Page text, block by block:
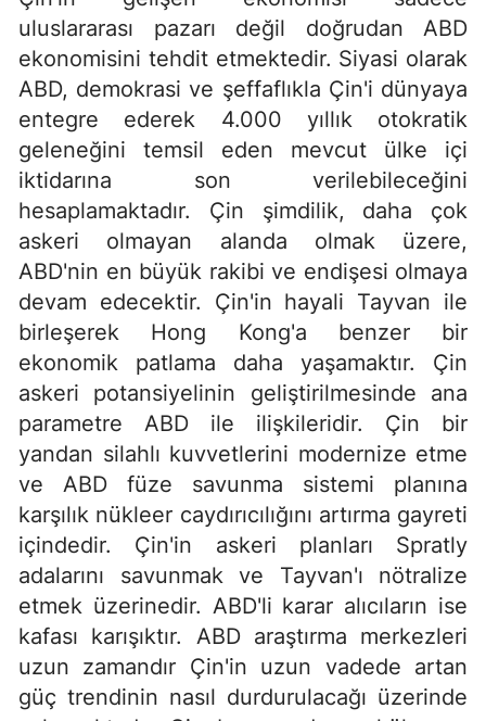
uluslararası pazarı değil doğrudan ABD
ekonomisini tehdit etmektedir. Siyasi olarak
ABD, demokrasi ve şeffaflıkla Çin'i dünyaya
entegre ederek 4.000 yıllık otokratik
geleneğini temsil eden mevcut ülke içi
iktidarına son verilebileceğini
hesaplamaktadır. Çin şimdilik, daha çok
askeri olmayan alanda olmak üzere,
ABD'nin en büyük rakibi ve endişesi olmaya
devam edecektir. Çin'in hayali Tayvan ile
birleşerek Hong Kong'a benzer bir
ekonomik patlama daha yaşamaktır. Çin
askeri potansiyelinin geliştirilmesinde ana
parametre ABD ile ilişkileridir. Çin bir
yandan silahlı kuvvetlerini modernize etme
ve ABD füze savunma sistemi planına
karşılık nükleer caydırıcılığını artırma gayreti
içindedir. Çin'in askeri planları Spratly
adalarını savunmak ve Tayvan'ı nötralize
etmek üzerinedir. ABD'li karar alıcıların ise
kafası karışıktır. ABD araştırma merkezleri
uzun zamandır Çin'in uzun vadede artan
güç trendinin nasıl durdurulacağı üzerinde